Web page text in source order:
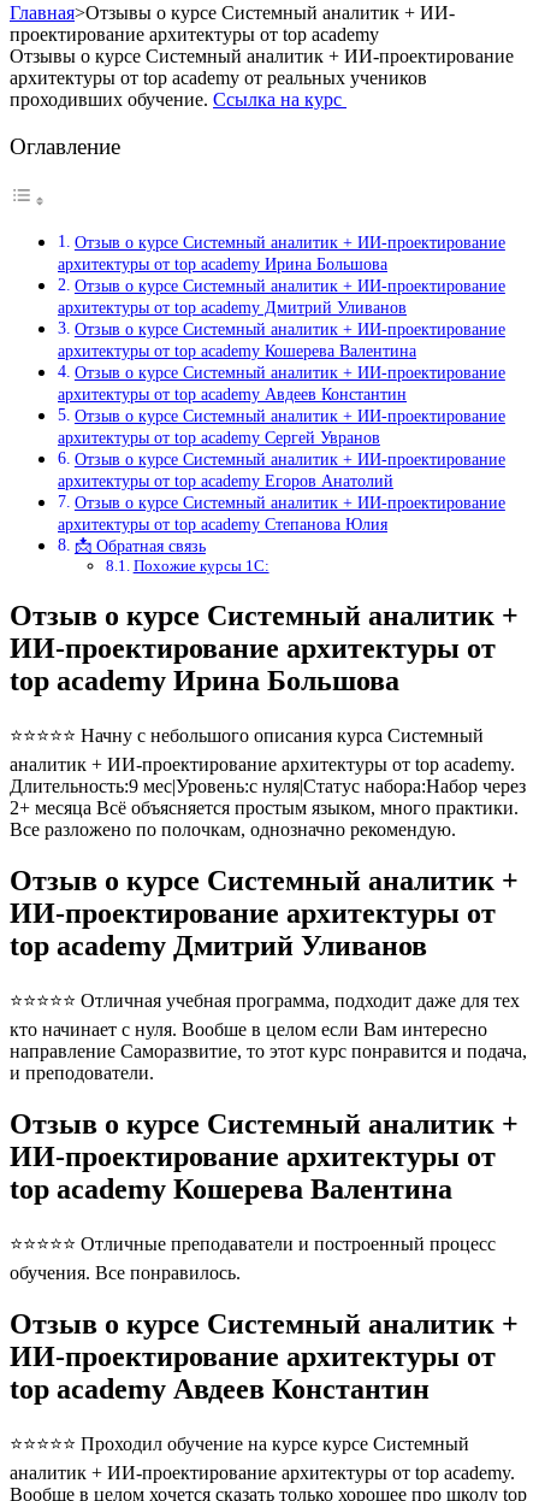
Главная>Отзывы о курсе Системный аналитик + ИИ-
проектирование архитектуры от top academy
Отзывы о курсе Системный аналитик + ИИ-проектирование
архитектуры от top academy от реальных учеников
проходивших обучение. Ссылка на курс
Оглавление
Отзыв о курсе Системный аналитик + ИИ-проектирование
архитектуры от top academy Ирина Большова
Отзыв о курсе Системный аналитик + ИИ-проектирование
архитектуры от top academy Дмитрий Уливанов
Отзыв о курсе Системный аналитик + ИИ-проектирование
архитектуры от top academy Кошерева Валентина
Отзыв о курсе Системный аналитик + ИИ-проектирование
архитектуры от top academy Авдеев Константин
Отзыв о курсе Системный аналитик + ИИ-проектирование
архитектуры от top academy Сергей Увранов
Отзыв о курсе Системный аналитик + ИИ-проектирование
архитектуры от top academy Егоров Анатолий
Отзыв о курсе Системный аналитик + ИИ-проектирование
архитектуры от top academy Степанова Юлия
📩 Обратная связь
Похожие курсы 1С:
Отзыв о курсе Системный аналитик +
ИИ-проектирование архитектуры от
top academy Ирина Большова
⭐⭐⭐⭐⭐ Начну с небольшого описания курса Системный
аналитик + ИИ-проектирование архитектуры от top academy.
Длительность:9 мес|Уровень:с нуля|Статус набора:Набор через
2+ месяца Всё объясняется простым языком, много практики.
Все разложено по полочкам, однозначно рекомендую.
Отзыв о курсе Системный аналитик +
ИИ-проектирование архитектуры от
top academy Дмитрий Уливанов
⭐⭐⭐⭐⭐ Отличная учебная программа, подходит даже для тех
кто начинает с нуля. Вообше в целом если Вам интересно
направление Саморазвитие, то этот курс понравится и подача,
и преподователи.
Отзыв о курсе Системный аналитик +
ИИ-проектирование архитектуры от
top academy Кошерева Валентина
⭐⭐⭐⭐⭐ Отличные преподаватели и построенный процесс
обучения. Все понравилось.
Отзыв о курсе Системный аналитик +
ИИ-проектирование архитектуры от
top academy Авдеев Константин
⭐⭐⭐⭐⭐ Проходил обучение на курсе курсе Системный
аналитик + ИИ-проектирование архитектуры от top academy.
Вообще в целом хочется сказать только хорошее про школу top